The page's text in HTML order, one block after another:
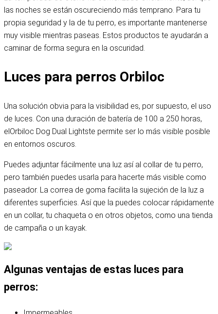
las noches se están oscureciendo más temprano. Para tu
propia seguridad y la de tu perro, es importante mantenerse
muy visible mientras paseas. Estos productos te ayudarán a
caminar de forma segura en la oscuridad.
Luces para perros Orbiloc
Una solución obvia para la visibilidad es, por supuesto, el uso
de luces. Con una duración de batería de 100 a 250 horas,
elOrbiloc Dog Dual Lightste permite ser lo más visible posible
en entornos oscuros.
Puedes adjuntar fácilmente una luz así al collar de tu perro,
pero también puedes usarla para hacerte más visible como
paseador. La correa de goma facilita la sujeción de la luz a
diferentes superficies. Así que la puedes colocar rápidamente
en un collar, tu chaqueta o en otros objetos, como una tienda
de campaña o un kayak.
Algunas ventajas de estas luces para
perros: